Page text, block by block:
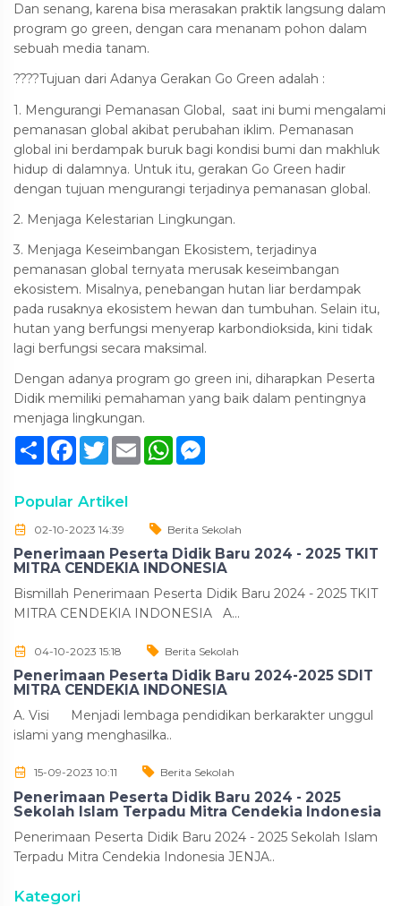
Dan senang, karena bisa merasakan praktik langsung dalam
program go green, dengan cara menanam pohon dalam
sebuah media tanam.
????Tujuan dari Adanya Gerakan Go Green adalah :
1. Mengurangi Pemanasan Global, saat ini bumi mengalami
pemanasan global akibat perubahan iklim. Pemanasan
global ini berdampak buruk bagi kondisi bumi dan makhluk
hidup di dalamnya. Untuk itu, gerakan Go Green hadir
dengan tujuan mengurangi terjadinya pemanasan global.
2. Menjaga Kelestarian Lingkungan.
3. Menjaga Keseimbangan Ekosistem, terjadinya
pemanasan global ternyata merusak keseimbangan
ekosistem. Misalnya, penebangan hutan liar berdampak
pada rusaknya ekosistem hewan dan tumbuhan. Selain itu,
hutan yang berfungsi menyerap karbondioksida, kini tidak
lagi berfungsi secara maksimal.
Dengan adanya program go green ini, diharapkan Peserta
Didik memiliki pemahaman yang baik dalam pentingnya
menjaga lingkungan.
SambungFacebook
TwitterEmail WhatsApp
Popular Artikel
02-10-2023 14:39 Berita Sekolah
Penerimaan Peserta Didik Baru 2024 - 2025 TKIT
MITRA CENDEKIA INDONESIA
Bismillah Penerimaan Peserta Didik Baru 2024 - 2025 TKIT
MITRA CENDEKIA INDONESIA A...
04-10-2023 15:18 Berita Sekolah
Penerimaan Peserta Didik Baru 2024-2025 SDIT
MITRA CENDEKIA INDONESIA
A. Visi Menjadi lembaga pendidikan berkarakter unggul
islami yang menghasilka..
15-09-2023 10:11 Berita Sekolah
Penerimaan Peserta Didik Baru 2024 - 2025
Sekolah Islam Terpadu Mitra Cendekia Indonesia
Penerimaan Peserta Didik Baru 2024 - 2025 Sekolah Islam
Terpadu Mitra Cendekia Indonesia JENJA..
Kategori